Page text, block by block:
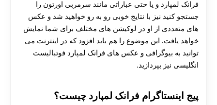
فرانک لمپارد و یا حتی عباراتی مانند سرمربی اورتون را
جستجو کنید نیز با نتایج خوبی رو به رو خواهید شد و عکس
های متعددی از او در لوکیشن‌ های مختلف برای شما نمایش
خواهد یافت. این موضوع را هم باید افزود که در اینترنت می
توانید به بیوگرافی و عکس های فرانک لمپارد فوتبالیست
انگلیسی نیز بپردازید.
پیج اینستاگرام فرانک لمپارد چیست؟